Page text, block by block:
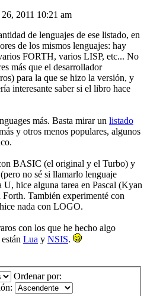
2011 10:21 am
de lenguajes de ese listado, en
de los mismos lenguajes: hay
FORTH, varios LISP, etc... No
más que el desarrollador
para la que se hizo la versión, y
interesante saber si el libro hace
más. Basta mirar un listado
y otros menos populares, algunos
BASIC (el original y el Turbo) y
no sé si llamarlo lenguaje
hice alguna tarea en Pascal (Kyan
También experimenté con
nada con LOGO.
con los que he hecho algo
Lua y NSIS.
Ordenar por: